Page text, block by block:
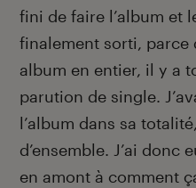
fini de faire l’album et
finalement sorti, parce
album en entier, il y a
parution de single.
l’album dans sa
d’ensemble. J’ai donc
en amont à comment